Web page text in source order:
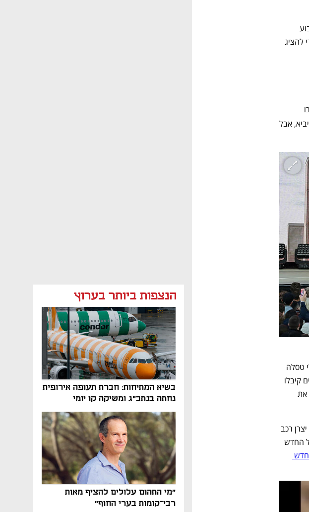
הנצפות ביותר בערוץ
בשיא המתיחות: חברת תעופה אירופית
נחתה בנתב"ג ומשיקה קו יומי
"מי התהום עלולים להציף מאות
רבי־קומות בערי החוף"